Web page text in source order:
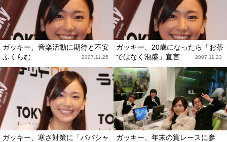
ガッキー、音楽活動に期待と不安
ふくらむ
2007.11.25
ガッキー、20歳になったら「お茶
ではなく泡盛」宣言
2007.11.23
ガッキー、寒さ対策に「ババシャ
ガッキー、年末の賞レースに参